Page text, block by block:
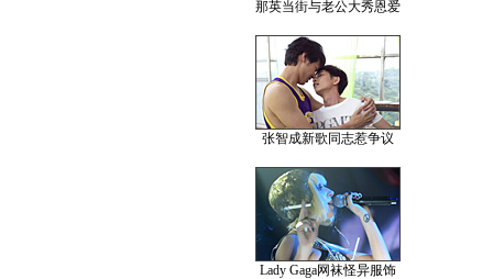
那英当街与老公大秀恩爱
张智成新歌同志惹争议
Lady Gaga网袜怪异服饰